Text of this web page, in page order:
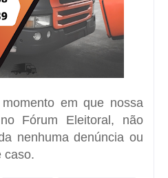
em que nossa
Fórum Eleitoral, não
nenhuma denúncia ou
caso.